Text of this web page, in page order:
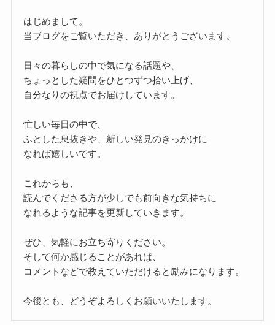
はじめまして。
当ブログをご覧いただき、ありがとうございます。
日々の暮らしの中で気になる話題や、
ちょっとした疑問をひとつずつ拾い上げ、
自分なりの視点でお届けしています。
忙しい毎日の中で、
ふとした息抜きや、新しい発見のきっかけに
なれば嬉しいです。
これからも、
読んでくださる方が少しでも前向きな気持ちに
なれるような記事を更新していきます。
ぜひ、気軽にお立ち寄りください。
そして何か感じることがあれば、
コメントなどで教えていただけると励みになります。
今後とも、どうぞよろしくお願いいたします。